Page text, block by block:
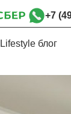
+7
Lifestyle блог